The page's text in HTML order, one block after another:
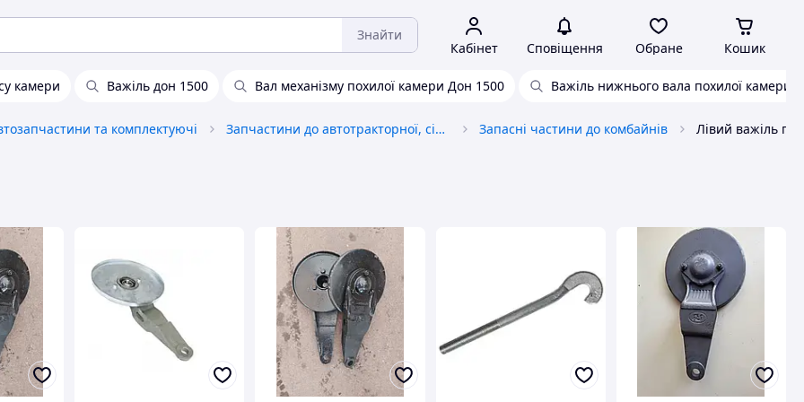
Знайти
Кабінет Сповіщення Обране Кошик
камери Важіль дон 1500 Вал механізму похилої камери Дон 1500 Важіль нижнього вала похилої камери
та комплектуючі Запчастини до автотракторної, сільськогосподарської спецтехніки Запасні частини до комбайнів Лівий важіль